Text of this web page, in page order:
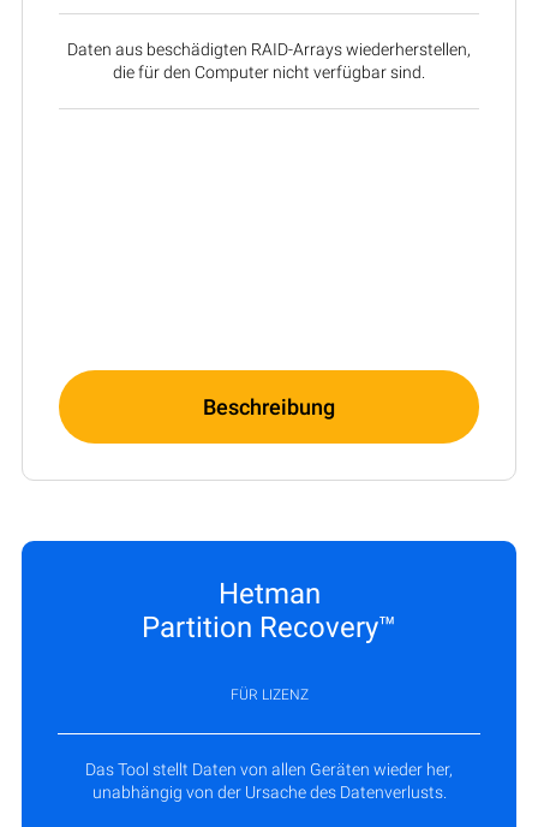
Daten aus beschädigten RAID-Arrays wiederherstellen,
die für den Computer nicht verfügbar sind.
Beschreibung
Hetman
Partition Recovery™
FÜR LIZENZ
Das Tool stellt Daten von allen Geräten wieder her,
unabhängig von der Ursache des Datenverlusts.